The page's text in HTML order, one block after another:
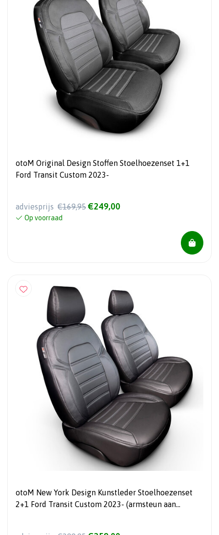
otoM Original Design Stoffen Stoelhoezenset 1+1
Ford Transit Custom 2023-
adviesprijs €169,95 €249,00
Op voorraad
otoM New York Design Kunstleder Stoelhoezenset
2+1 Ford Transit Custom 2023- (armsteun aan